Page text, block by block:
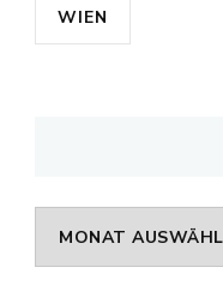
WIEN
Archiv